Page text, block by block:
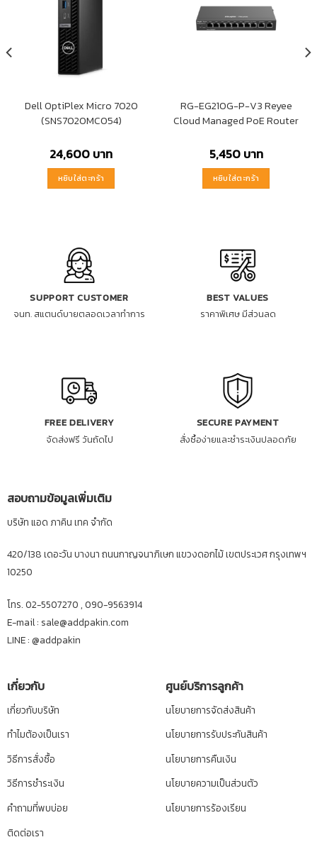
Dell OptiPlex Micro 7020
(SNS7020MC054)
24,600บาท
หยิบใส่ตะกร้า
RG-EG210G-P-V3 Reyee
Cloud Managed PoE Router
5,450บาท
หยิบใส่ตะกร้า
SUPPORT CUSTOMER
จนท. สแตนด์บายตลอดเวลาทำการ
BEST VALUES
ราคาพิเศษ มีส่วนลด
FREE DELIVERY
จัดส่งฟรี วันถัดไป
SECURE PAYMENT
สั่งซื้อง่ายและชำระเงินปลอดภัย
สอบถามข้อมูลเพิ่มเติม
บริษัท แอด ภาคิน เทค จำกัด
420/138 เดอะวัน บางนา ถนนกาญจนาภิเษก แขวงดอกไม้ เขตประเวศ กรุงเทพฯ
10250
โทร. 02-5507270 , 090-9563914
E-mail : sale@addpakin.com
LINE : @addpakin
เกี่ยวกับ
เกี่ยวกับบริษัท
ทำไมต้องเป็นเรา
วิธีการสั่งซื้อ
วิธีการชำระเงิน
คำถามที่พบบ่อย
ติดต่อเรา
ศูนย์บริการลูกค้า
นโยบายการจัดส่งสินค้า
นโยบายการรับประกันสินค้า
นโยบายการคืนเงิน
นโยบายความเป็นส่วนตัว
นโยบายการร้องเรียน